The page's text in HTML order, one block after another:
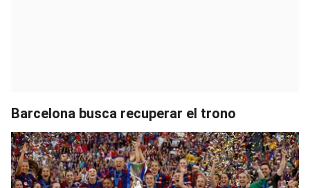
Barcelona busca recuperar el trono